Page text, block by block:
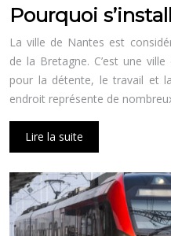
Pourquoi
La ville de Nantes est
de la Bretagne. C’est une
pour la détente, le travail et
endroit représente de
Lire la suite